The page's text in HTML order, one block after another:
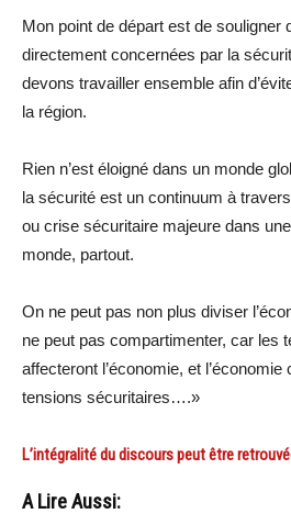
Mon point de départ est de souligner
directement concernées par la
devons travailler ensemble afin
la région.
Rien n’est éloigné dans un monde
la sécurité est un continuum à
ou crise sécuritaire majeure dans
monde, partout.
On ne peut pas non plus diviser
ne peut pas compartimenter, car les
affecteront l’économie, et
tensions sécuritaires….»
L’intégralité du discours peut être
A Lire Aussi: